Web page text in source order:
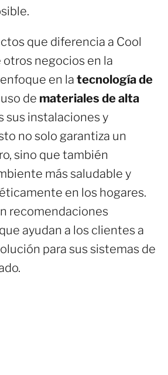
que diferencia a Cool
otros negocios en la
en la tecnología de
de materiales de alta
sus instalaciones y
no solo garantiza un
sino que también
más saludable y
en los hogares.
recomendaciones
ayudan a los clientes a
para sus sistemas de